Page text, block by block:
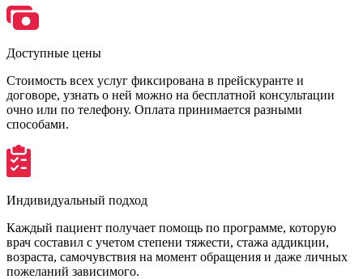
Доступные цены
Стоимость всех услуг фиксирована в прейскуранте и
договоре, узнать о ней можно на бесплатной консультации
очно или по телефону. Оплата принимается разными
способами.
Индивидуальный подход
Каждый пациент получает помощь по программе, которую
врач составил с учетом степени тяжести, стажа аддикции,
возраста, самочувствия на момент обращения и даже личных
пожеланий зависимого.